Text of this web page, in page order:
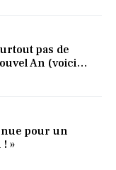
pas de
An (voici
pour un
»